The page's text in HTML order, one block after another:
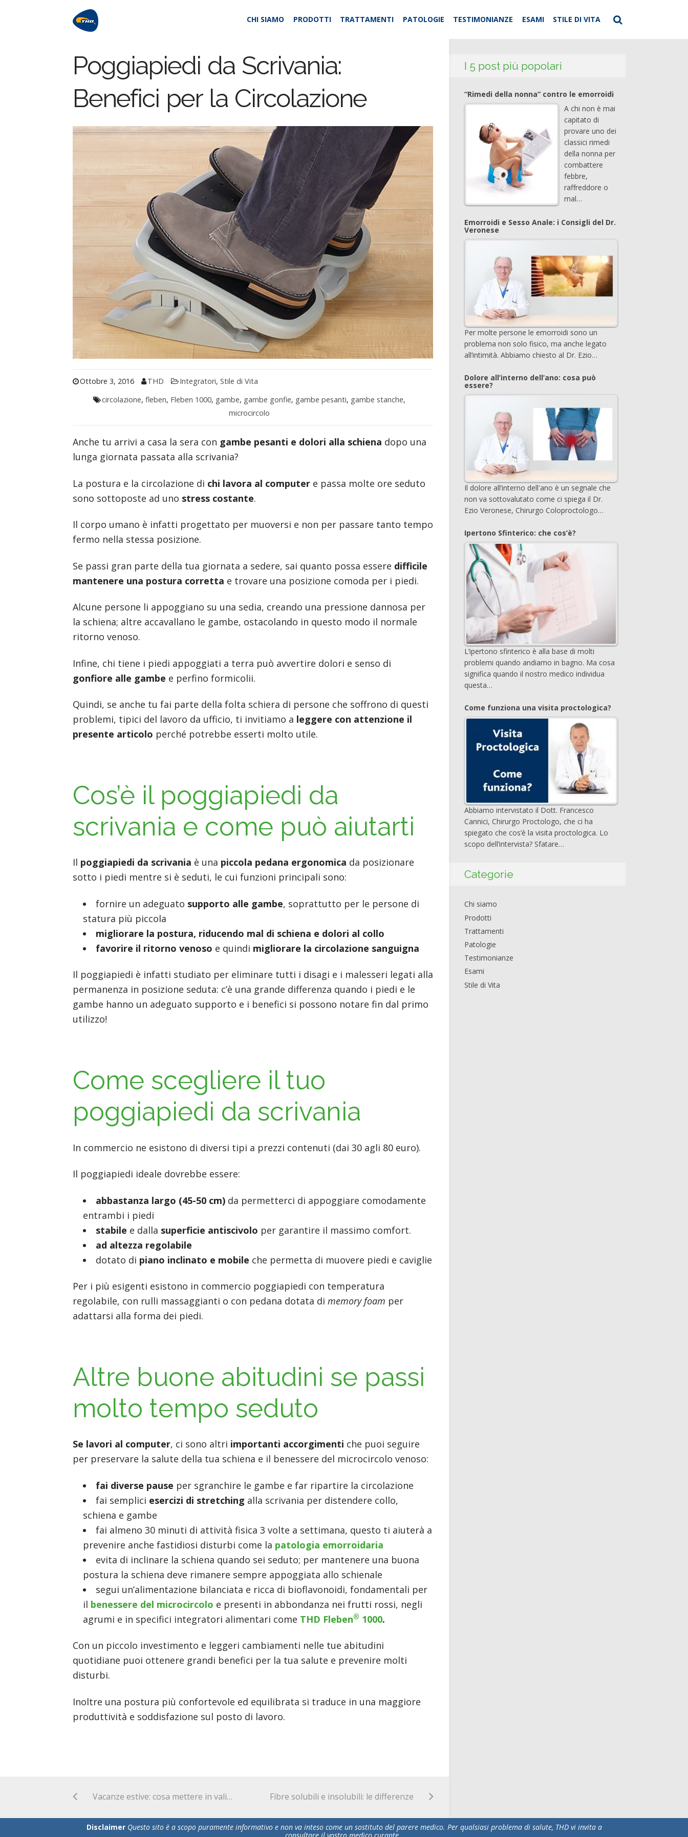
CHI SIAMO PRODOTTI TRATTAMENTI PATOLOGIE TESTIMONIANZE ESAMI STILE DI VITA
Poggiapiedi da Scrivania:
Benefici per la Circolazione
Ottobre 3, 2016 THD Integratori,Stile di Vita
circolazione, fleben, Fleben 1000, gambe, gambe gonfie, gambe pesanti, gambe stanche,
microcircolo
Anche tu arrivi a casa la sera con gambe pesanti e dolori alla schiena dopo una
lunga giornata passata alla scrivania?
La postura e la circolazione di chi lavora al computer e passa molte ore seduto
sono sottoposte ad uno stress costante.
Il corpo umano è infatti progettato per muoversi e non per passare tanto tempo
fermo nella stessa posizione.
Se passi gran parte della tua giornata a sedere, sai quanto possa essere difficile
mantenere una postura corretta e trovare una posizione comoda per i piedi.
Alcune persone li appoggiano su una sedia, creando una pressione dannosa per
la schiena; altre accavallano le gambe, ostacolando in questo modo il normale
ritorno venoso.
Infine, chi tiene i piedi appoggiati a terra può avvertire dolori e senso di
gonfiore alle gambe e perfino formicolii.
Quindi, se anche tu fai parte della folta schiera di persone che soffrono di questi
problemi, tipici del lavoro da ufficio, ti invitiamo a leggere con attenzione il
presente articolo perché potrebbe esserti molto utile.
Cos’è il poggiapiedi da
scrivania e come può aiutarti
Il poggiapiedi da scrivania è una piccola pedana ergonomica da posizionare
sotto i piedi mentre si è seduti, le cui funzioni principali sono:
fornire un adeguato supporto alle gambe, soprattutto per le persone di
statura più piccola
migliorare la postura, riducendo mal di schiena e dolori al collo
favorire il ritorno venoso e quindi migliorare la circolazione sanguigna
Il poggiapiedi è infatti studiato per eliminare tutti i disagi e i malesseri legati alla
permanenza in posizione seduta: c’è una grande differenza quando i piedi e le
gambe hanno un adeguato supporto e i benefici si possono notare fin dal primo
utilizzo!
Come scegliere il tuo
poggiapiedi da scrivania
In commercio ne esistono di diversi tipi a prezzi contenuti (dai 30 agli 80 euro).
Il poggiapiedi ideale dovrebbe essere:
abbastanza largo (45-50 cm) da permetterci di appoggiare comodamente
entrambi i piedi
stabile e dalla superficie antiscivolo per garantire il massimo comfort.
ad altezza regolabile
dotato di piano inclinato e mobile che permetta di muovere piedi e caviglie
Per i più esigenti esistono in commercio poggiapiedi con temperatura
regolabile, con rulli massaggianti o con pedana dotata di memory foam per
adattarsi alla forma dei piedi.
Altre buone abitudini se passi
molto tempo seduto
Se lavori al computer, ci sono altri importanti accorgimenti che puoi seguire
per preservare la salute della tua schiena e il benessere del microcircolo venoso:
fai diverse pause per sgranchire le gambe e far ripartire la circolazione
fai semplici esercizi di stretching alla scrivania per distendere collo,
schiena e gambe
fai almeno 30 minuti di attività fisica 3 volte a settimana, questo ti aiuterà a
prevenire anche fastidiosi disturbi come la patologia emorroidaria
evita di inclinare la schiena quando sei seduto; per mantenere una buona
postura la schiena deve rimanere sempre appoggiata allo schienale
segui un’alimentazione bilanciata e ricca di bioflavonoidi, fondamentali per
il benessere del microcircolo e presenti in abbondanza nei frutti rossi, negli
agrumi e in specifici integratori alimentari come THD Fleben® 1000.
Con un piccolo investimento e leggeri cambiamenti nelle tue abitudini
quotidiane puoi ottenere grandi benefici per la tua salute e prevenire molti
disturbi.
Inoltre una postura più confortevole ed equilibrata si traduce in una maggiore
produttività e soddisfazione sul posto di lavoro.
Vacanze estive: cosa mettere in valigia Fibre solubili e insolubili: le differenze
I 5 post più popolari
“Rimedi della nonna” contro le emorroidi
A chi non è mai
capitato di
provare uno dei
classici rimedi
della nonna per
combattere
febbre,
raffreddore o
mal…
Emorroidi e Sesso Anale: i Consigli del Dr.
Veronese
Per molte persone le emorroidi sono un
problema non solo fisico, ma anche legato
all’intimità. Abbiamo chiesto al Dr. Ezio…
Dolore all’interno dell’ano: cosa può
essere?
Il dolore all’interno dell'ano è un segnale che
non va sottovalutato come ci spiega il Dr.
Ezio Veronese, Chirurgo Coloproctologo…
Ipertono Sfinterico: che cos’è?
L’ipertono sfinterico è alla base di molti
problemi quando andiamo in bagno. Ma cosa
significa quando il nostro medico individua
questa…
Come funziona una visita proctologica?
Abbiamo intervistato il Dott. Francesco
Cannici, Chirurgo Proctologo, che ci ha
spiegato che cos’è la visita proctologica. Lo
scopo dell’intervista? Sfatare…
Categorie
Chi siamo
Prodotti
Trattamenti
Patologie
Testimonianze
Esami
Stile di Vita
Disclaimer Questo sito è a scopo puramente informativo e non va inteso come un sostituto del parere medico. Per qualsiasi problema di salute, THD vi invita a